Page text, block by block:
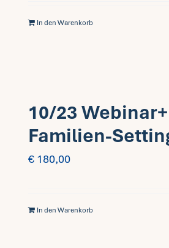
In den Warenkorb
10/23
Familien-
€ 180,00
In den Warenkorb